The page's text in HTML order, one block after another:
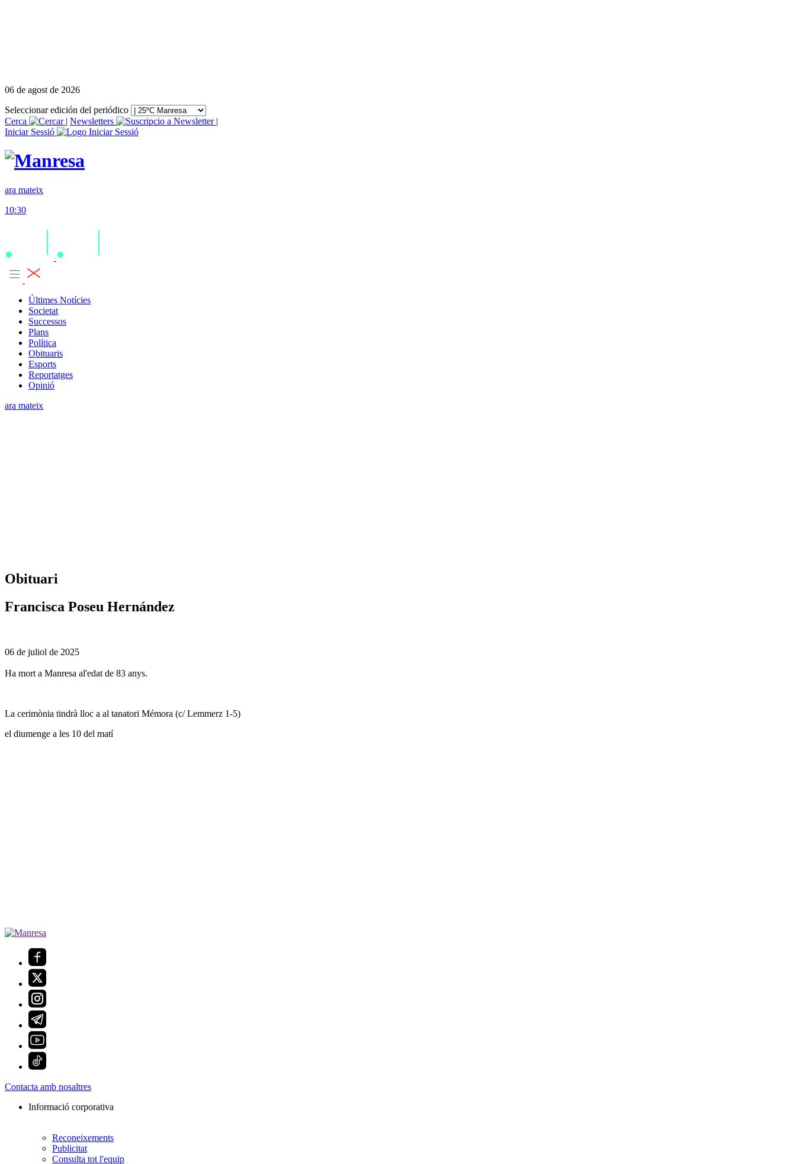
06 de agost de 2026
Seleccionar edición del periódico
Cerca
| Newsletters
|
Iniciar Sessió
ara mateix
10:30
Últimes Notícies
Societat
Successos
Plans
Política
Obituaris
Esports
Reportatges
Opinió
ara mateix
Obituari
Francisca Poseu Hernández
06 de juliol de 2025
Ha mort a Manresa al'edat de 83 anys.
La cerimònia tindrà lloc a al tanatori Mémora (c/ Lemmerz 1-5)
el diumenge a les 10 del matí
Contacta amb nosaltres
Informació corporativa
Reconeixements
Publicitat
Consulta tot l'equip